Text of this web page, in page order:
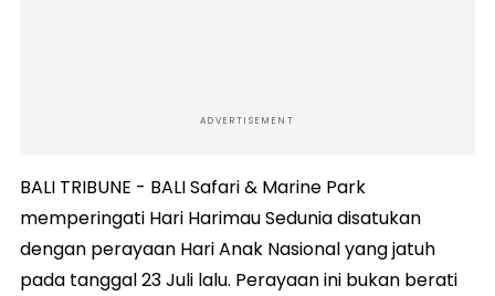
ADVERTISEMENT
BALI TRIBUNE - BALI Safari & Marine Park
memperingati Hari Harimau Sedunia disatukan
dengan perayaan Hari Anak Nasional yang jatuh
pada tanggal 23 Juli lalu. Perayaan ini bukan berati